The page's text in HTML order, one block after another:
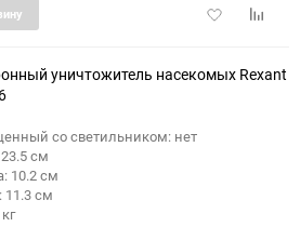
Добавить
уничтожитель насекомых Rexant
со светильником: нет
см
10.2 см
11.3 см